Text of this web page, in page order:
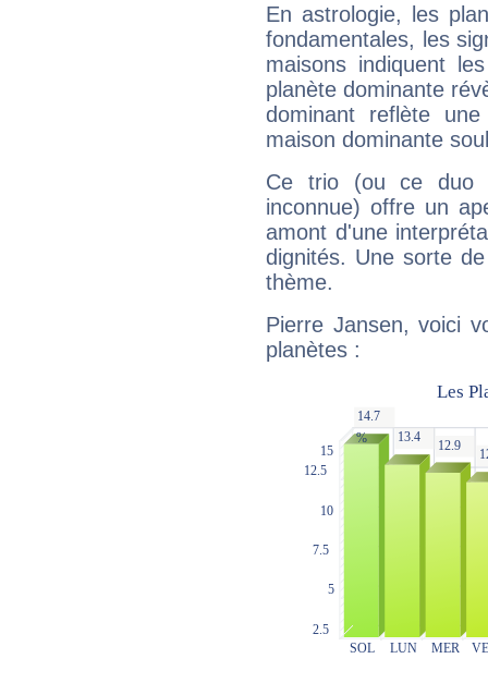
En astrologie, les
fondamentales, les
maisons indiquent
planète dominante
dominant reflète
maison dominante
Ce trio (ou ce duo
inconnue) offre un
amont d'une
dignités. Une sorte
thème.
Pierre Jansen, voici
planètes :